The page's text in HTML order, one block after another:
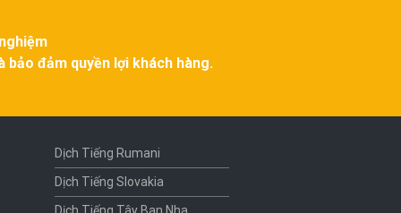
đảm quyền lợi khách hàng.
Dịch Tiếng Rumani
Dịch Tiếng Slovakia
Dịch Tiếng Tây Ban Nha